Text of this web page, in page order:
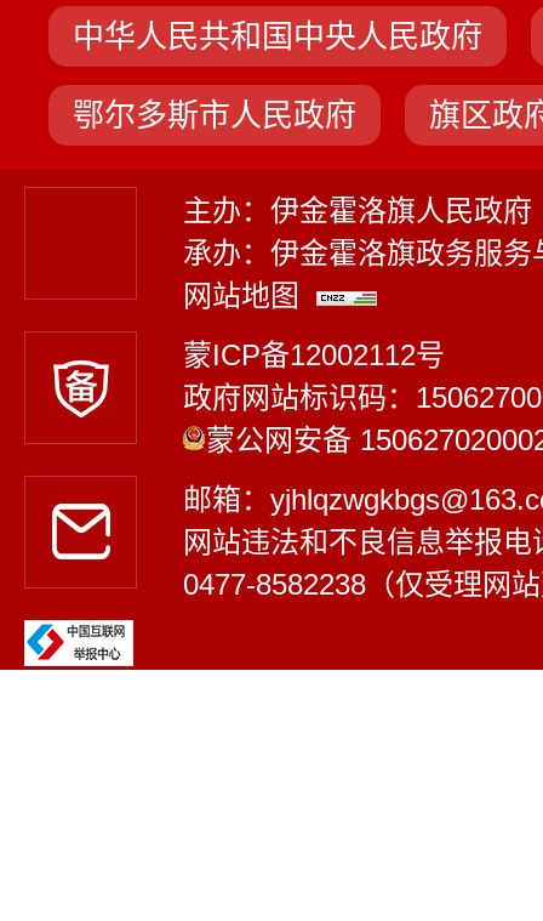
中华人民共和国中央人民政府
鄂尔多斯市人民政府 旗区政
主办：伊金霍洛旗人民政府
承办：伊金霍洛旗政务服务
网站地图
蒙ICP备12002112号
政府网站标识码：
蒙公网安备
邮箱：
网站违法和不良信息举报电
0477-8582238（仅受理网